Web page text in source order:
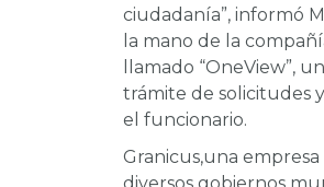
ciudadanía”, informó
la mano de la
llamado “OneView”,
trámite de solicitudes
el funcionario.
Granicus,una